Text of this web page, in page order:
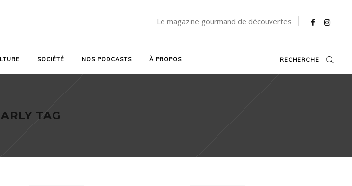
Le magazine gourmand de découvertes
SOCIÉTÉ NOS PODCASTS À PROPOS RECHERCHE
TAG